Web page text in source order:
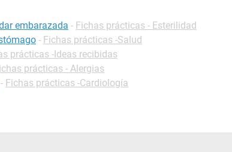
embarazada - Fichas prácticas - Esterilidad
- Fichas prácticas -Salud
prácticas -Ideas recibidas
prácticas - Alergias
- Fichas prácticas -Cardiología